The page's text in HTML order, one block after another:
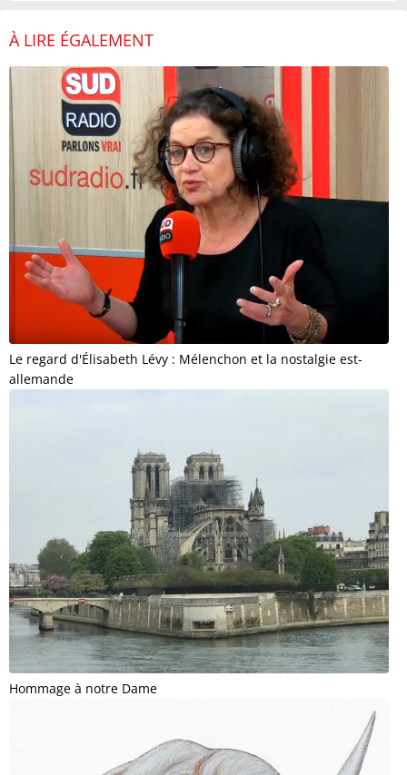
À LIRE ÉGALEMENT
Le regard d'Élisabeth Lévy : Mélenchon et la nostalgie est-
allemande
Hommage à notre Dame